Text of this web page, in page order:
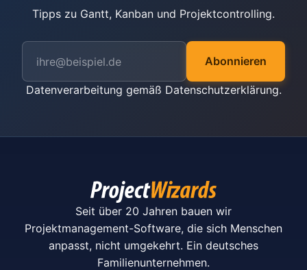
Tipps zu Gantt, Kanban und Projektcontrolling.
Abonnieren
Datenverarbeitung gemäß Datenschutzerklärung.
Seit über 20 Jahren bauen wir
Projektmanagement-Software, die sich Menschen
anpasst, nicht umgekehrt. Ein deutsches
Familienunternehmen.